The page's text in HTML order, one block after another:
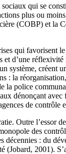
qui se
plus ou
(COBP) et la
qui favorisent
d’une
système,
: la
la police
dénonçant
de
Outre l’essor
des
: du
2001).